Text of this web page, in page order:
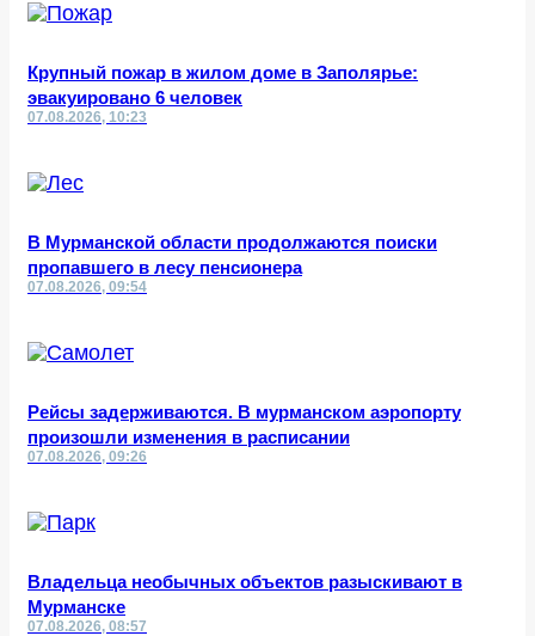
Крупный пожар в жилом доме в Заполярье:
эвакуировано 6 человек
07.08.2026, 10:23
В Мурманской области продолжаются поиски
пропавшего в лесу пенсионера
07.08.2026, 09:54
Рейсы задерживаются. В мурманском аэропорту
произошли изменения в расписании
07.08.2026, 09:26
Владельца необычных объектов разыскивают в
Мурманске
07.08.2026, 08:57